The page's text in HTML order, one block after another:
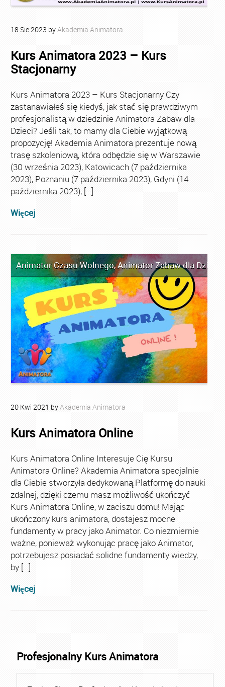
18 Sie2023 byAkademia Animatora
Kurs Animatora 2023 – Kurs
Stacjonarny
Kurs Animatora 2023 – Kurs Stacjonarny Czy
zastanawiałeś się kiedyś, jak stać się prawdziwym
profesjonalistą w dziedzinie Animatora Zabaw dla
Dzieci? Jeśli tak, to mamy dla Ciebie wyjątkową
propozycję! Akademia Animatora prezentuje nową
trasę szkoleniową, która odbędzie się w Warszawie
(30 września 2023), Katowicach (7 października
2023), Poznaniu (7 października 2023), Gdyni (14
października 2023), […]
Więcej
Animator Czasu Wolnego,Animator Zabaw dla Dzieci
20 Kwi 2021 byAkademia Animatora
Kurs Animatora Online
Kurs Animatora Online Interesuje Cię Kursu
Animatora Online? Akademia Animatora specjalnie
dla Ciebie stworzyła dedykowaną Platformę do nauki
zdalnej, dzięki czemu masz możliwość ukończyć
Kurs Animatora Online, w zaciszu domu! Mając
ukończony kurs animatora, dostajesz mocne
fundamenty w pracy jako Animator. Co niezmiernie
ważne, ponieważ wykonując pracę jako Animator,
potrzebujesz posiadać solidne fundamenty wiedzy,
by […]
Więcej
Profesjonalny Kurs Animatora